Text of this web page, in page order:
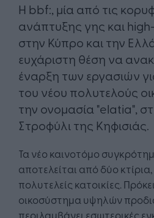
Η bbf:, μία από τις
ανάπτυξης γης και
στην Κύπρο και την
ευχάριστη θέση να
έναρξη των εργασιών
του νέου πολυτελούς
την ονομασία "elatia",
Στροφύλι της Κηφισιάς.
Τα νέο καινοτόμο
αποτελείται από δύο
πολυτελείς κατοικίες.
οικοσύστημα υψηλών
περιλαμβάνει εσωτερικές